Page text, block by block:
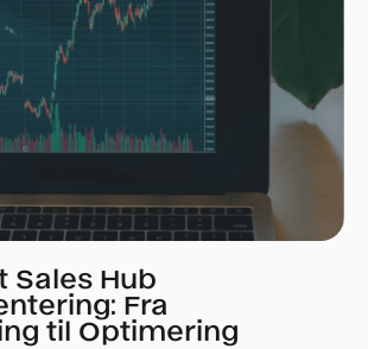
Sales Hub
Fra
til Optimering